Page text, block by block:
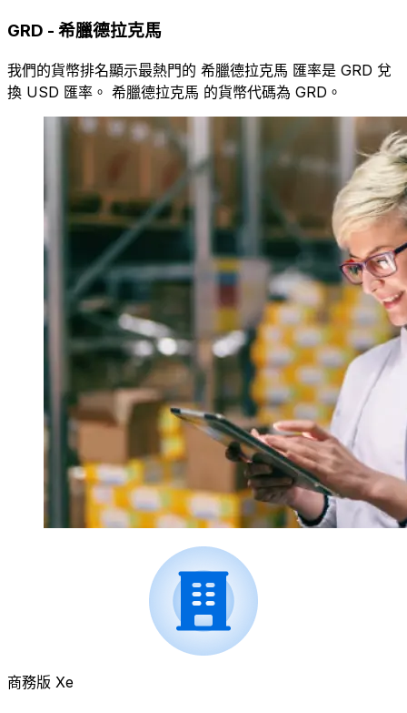
GRD - 希臘德拉克馬
我們的貨幣排名顯示最熱門的 希臘德拉克馬 匯率是 GRD 兌
換 USD 匯率。 希臘德拉克馬 的貨幣代碼為 GRD。
商務版 Xe